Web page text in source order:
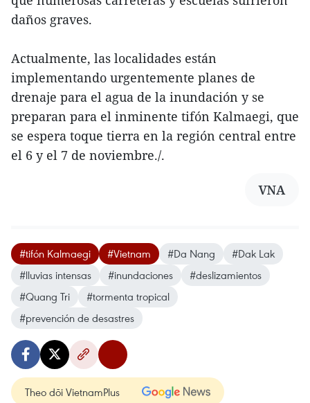
daños graves.
Actualmente, las localidades están
implementando urgentemente planes de
drenaje para el agua de la inundación y se
preparan para el inminente tifón Kalmaegi, que
se espera toque tierra en la región central entre
el 6 y el 7 de noviembre./.
VNA
#tifón Kalmaegi #Vietnam #Da Nang
#Dak Lak
#lluvias intensas
#inundaciones
#deslizamientos
#Quang Tri
#tormenta tropical
#prevención de desastres
Theo dõi VietnamPlus